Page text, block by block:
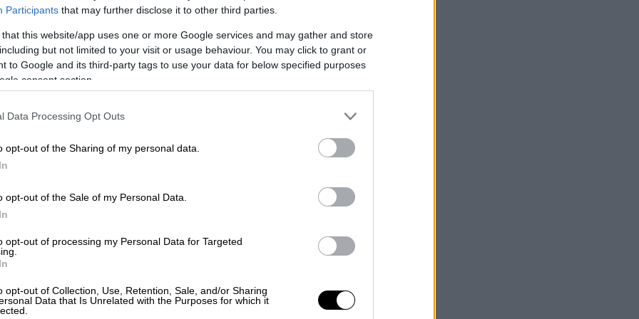
Participants that may further disclose it to other third parties.
that this website/app uses one or more Google services and may gather and store
but not limited to your visit or usage behaviour. You may click to grant or
to Google and its third-party tags to use your data for below specified purposes
consent section.
Data Processing Opt Outs
opt-out of the Sharing of my personal data.
opt-out of the Sale of my Personal Data.
opt-out of processing my Personal Data for Targeted
opt-out of Collection, Use, Retention, Sale, and/or Sharing
Data that Is Unrelated with the Purposes for which it
από τις SLAPP η προστασία
στο διαδίκτυο
και μεγαλώνει - Γρήγορα θα κάνει
πιχειρεί
του Στρατού (ΤΕΝΞ), το οποίο έχει